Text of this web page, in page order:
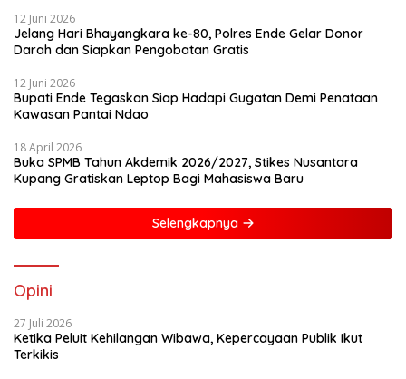
12 Juni 2026
Jelang Hari Bhayangkara ke-80, Polres Ende Gelar Donor
Darah dan Siapkan Pengobatan Gratis
12 Juni 2026
Bupati Ende Tegaskan Siap Hadapi Gugatan Demi Penataan
Kawasan Pantai Ndao
18 April 2026
Buka SPMB Tahun Akdemik 2026/2027, Stikes Nusantara
Kupang Gratiskan Leptop Bagi Mahasiswa Baru
Selengkapnya
Opini
27 Juli 2026
Ketika Peluit Kehilangan Wibawa, Kepercayaan Publik Ikut
Terkikis